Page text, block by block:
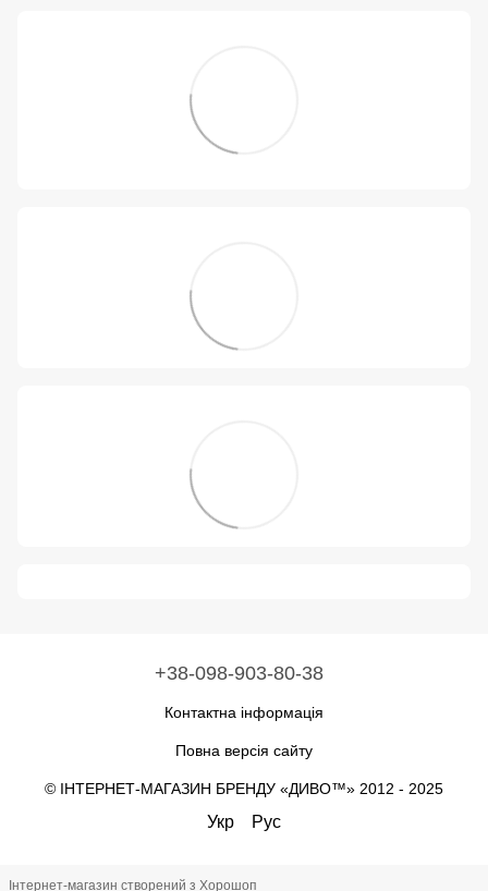
+38-098-903-80-38
Контактна інформація
Повна версія сайту
© ІНТЕРНЕТ-МАГАЗИН БРЕНДУ «ДИВО™» 2012 - 2025
Укр Рус
Інтернет-магазин створений з Хорошоп